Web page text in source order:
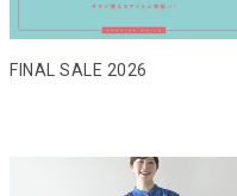
FINAL SALE 2026